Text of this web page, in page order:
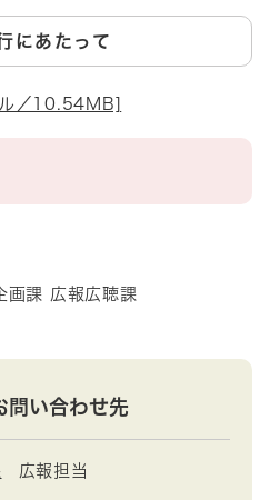
にあたって
／10.54MB]
課 広報広聴課
問い合わせ先
広報担当